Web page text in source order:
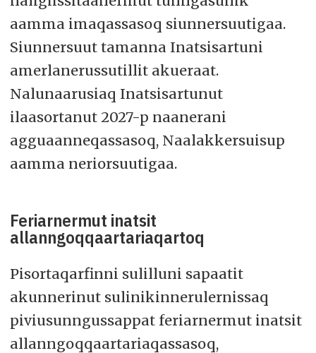
aamma imaqassasoq siunnersuutigaa.
Siunnersuut tamanna Inatsisartuni
amerlanerussutillit akueraat.
Nalunaarusiaq Inatsisartunut
ilaasortanut 2027-p naanerani
agguaanneqassasoq, Naalakkersuisup
aamma neriorsuutigaa.
Feriarnermut inatsit
allanngoqqaartariaqartoq
Pisortaqarfinni sulilluni sapaatit
akunnerinut sulinikinnerulernissaq
piviusunngussappat feriarnermut inatsit
allanngoqqaartariaqassasoq,